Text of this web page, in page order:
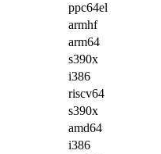
ppc64el
armhf
arm64
s390x
i386
riscv64
s390x
amd64
i386